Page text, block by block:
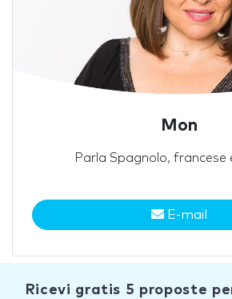
Mon
Parla Spagnolo, francese
E-mail
Ricevi gratis 5 proposte